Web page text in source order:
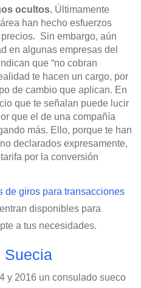
ocultos. Últimamente
han hecho esfuerzos
Sin embargo, aún
en algunas empresas del
que “no cobran
te hacen un cargo, por
de cambio que aplican. En
que te señalan puede lucir
que el de una compañía
más. Ello, porque te han
declarados expresamente,
por la conversión
de giros para transacciones
disponibles para
a tus necesidades.
Suecia
y 2016 un consulado sueco